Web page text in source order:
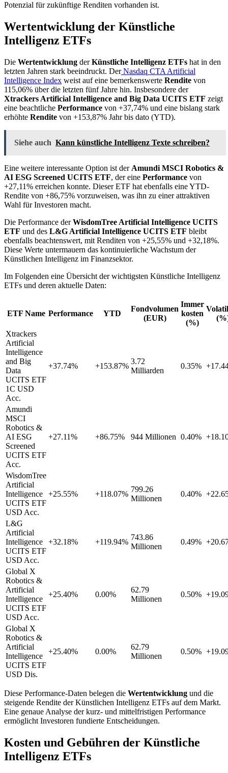
Potenzial für zukünftige Renditen vorhanden ist.
Wertentwicklung der Künstliche
Intelligenz ETFs
Die Wertentwicklung derKünstliche Intelligenz ETFs hat in den
letzten Jahren stark beeindruckt. DerNasdaq CTA Artificial
Intelligence Index weist auf eine bemerkenswerte Rendite von
115,06% über die letzten fünf Jahre hin. Insbesondere der
Xtrackers Artificial Intelligence and Big Data UCITS ETF zeigt
eine beachtliche Performance von +37,74% und eine bislang stark
erhöhte Rendite von +153,87% Jahr bis dato (YTD).
Siehe auch Kann künstliche Intelligenz Texte schreiben?
Eine weitere interessante Option ist der Amundi MSCI Robotics &
AI ESG Screened UCITS ETF, der eine Performance von
+27,11% erreichen konnte. Dieser ETF hat ebenfalls eine YTD-
Rendite von +86,75% vorzuweisen, was ihn zu einer attraktiven
Wahl für Investoren macht.
Die Performance derWisdomTree Artificial Intelligence UCITS
ETF und des L&G Artificial Intelligence UCITS ETF bleibt
ebenfalls beachtenswert, mit Renditen von +25,55% und +32,18%.
Diese Werte untermauern das kontinuierliche Wachstum der
Künstlichen Intelligenz im Finanzsektor.
Im Folgenden eine Übersicht der wichtigsten Künstliche Intelligenz
ETFs und deren aktuelle Daten:
ETF Name Performance YTD
Fondvolumen
(EUR)
Immer
kosten
(%)
Xtrackers
Artificial
Intelligence
and Big
Data
UCITS ETF
1C USD
Acc.
+37.74% +153.87%
3.72
Milliarden
0.35%
Amundi
MSCI
Robotics &
AI ESG
Screened
UCITS ETF
Acc.
+27.11% +86.75% 944 Millionen 0.40%
WisdomTree
Artificial
Intelligence
UCITS ETF
USD Acc.
+25.55% +118.07%
799.26
Millionen
0.40%
L&G
Artificial
Intelligence
UCITS ETF
USD Acc.
+32.18% +119.94%
743.86
Millionen
0.49%
Global X
Robotics &
Artificial
Intelligence
UCITS ETF
USD Acc.
+25.40% 0.00%
62.79
Millionen
0.50%
Global X
Robotics &
Artificial
Intelligence
UCITS ETF
USD Dis.
+25.40% 0.00%
62.79
Millionen
0.50%
Diese Performance-Daten belegen die Wertentwicklung und die
steigende Rendite der Künstlichen Intelligenz ETFs auf dem Markt.
Eine genaue Analyse der kurz- und mittelfristigen Performance
ermöglicht Investoren fundierte Entscheidungen.
Kosten und Gebühren der Künstliche
Intelligenz ETFs